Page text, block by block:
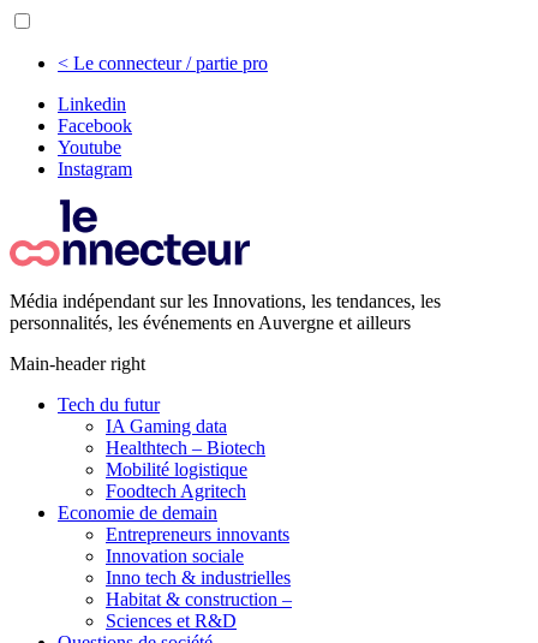
< Le connecteur / partie pro
Linkedin
Facebook
Youtube
Instagram
Média indépendant sur les Innovations, les tendances, les
personnalités, les événements en Auvergne et ailleurs
Main-header right
Tech du futur
IA Gaming data
Healthtech – Biotech
Mobilité logistique
Foodtech Agritech
Economie de demain
Entrepreneurs innovants
Innovation sociale
Inno tech & industrielles
Habitat & construction –
Sciences et R&D